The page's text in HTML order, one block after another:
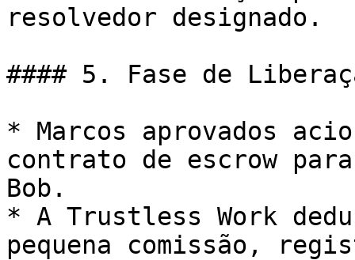
resolvedor designado.
#### 5. Fase de
* Marcos aprovados
contrato de escrow
Bob.
* A Trustless Work
pequena comissão,